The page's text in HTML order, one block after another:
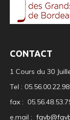
CONTACT
1 Cours du 30
Tel : 05.56.00.22.98
fax :
e.mail :